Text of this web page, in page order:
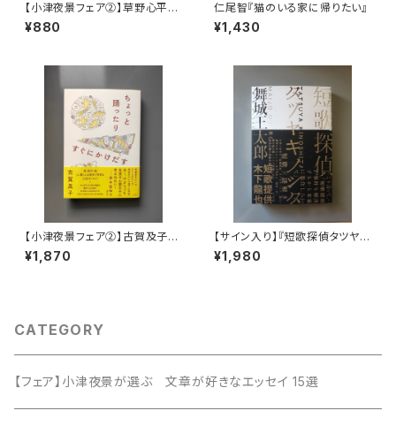
【小津夜景フェア②】草野心平
『酒味酒菜』
¥880
仁尾智『猫のいる家に帰りたい』
¥1,430
【小津夜景フェア②】古賀及子
『ちょっと踊ったりすぐにかけだ
す』
¥1,870
【サイン入り】『短歌探偵タツヤキ
ノシタ』舞城王太郎
¥1,980
CATEGORY
【フェア】小津夜景が選ぶ 文章が好きなエッセイ 15選